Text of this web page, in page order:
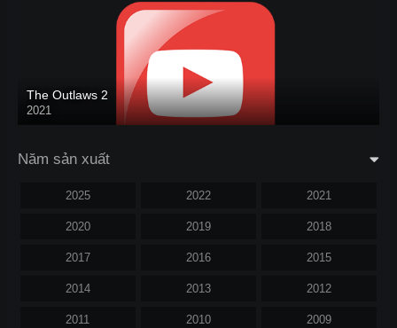
The Outlaws 2
2021
Năm sản xuất
2025 2022 2021
2020 2019 2018
2017 2016 2015
2014 2013 2012
2011 2010 2009